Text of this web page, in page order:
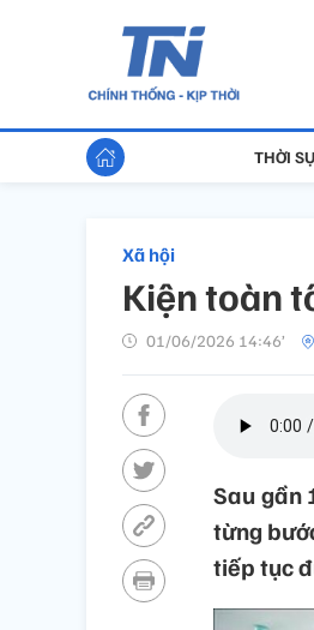
THỜI
Xã hội
Kiện toàn
01/06/2026 14:46’
Sau gần
từng
tiếp tục